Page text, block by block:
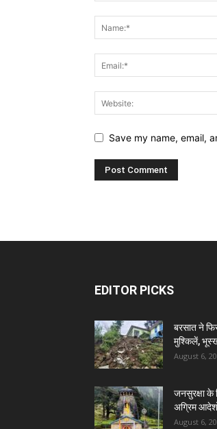
Save my name, email,
EDITOR PICKS
बरसात ने
मुश्किलें,
August 6,
जनसुरक्षा के
अग्रिम
August 6,